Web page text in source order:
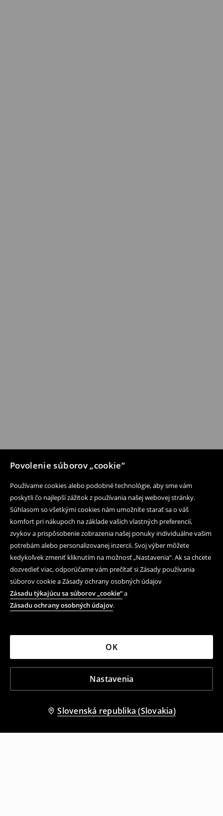
Povolenie súborov „cookie“
Používame cookies alebo podobné technológie, aby sme vám
poskytli čo najlepší zážitok z používania našej webovej stránky.
Súhlasom so všetkými cookies nám umožníte starať sa o váš
komfort pri nákupoch na základe vašich vlastných preferencií,
zvykov a prispôsobenie zobrazenia našej ponuky individuálne vašim
potrebám alebo personalizovanej inzercii. Svoj výber môžete
kedykoľvek zmeniť kliknutím na možnosť „Nastavenia“. Ak sa chcete
dozvedieť viac, odporúčame vám prečítať si Zásady používania
súborov cookie a Zásady ochrany osobných údajov
Zásadu týkajúcu sa súborov „cookie“a
Zásadu ochrany osobných údajov.
Nastavenia
OK
Slovenská republika (Slovakia)